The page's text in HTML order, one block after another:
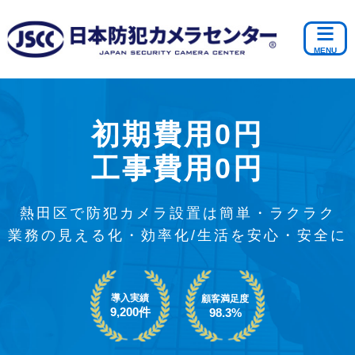
初期費用0円
工事費用0円
熱田区で防犯カメラ設置は簡単・ラクラク
業務の見える化・効率化/生活を安心・安全に
導入実績
9,200件
顧客満足度
98.3%